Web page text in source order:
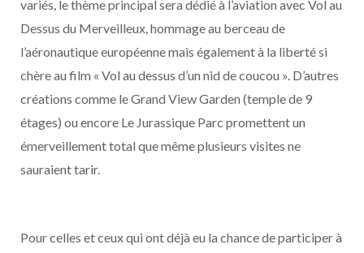
variés, le thème principal sera dédié à l’aviation avec Vol au
Dessus du Merveilleux, hommage au berceau de
l’aéronautique européenne mais également à la liberté si
chère au film « Vol au dessus d’un nid de coucou ». D’autres
créations comme le Grand View Garden (temple de 9
étages) ou encore Le Jurassique Parc promettent un
émerveillement total que même plusieurs visites ne
sauraient tarir.
Pour celles et ceux qui ont déjà eu la chance de participer à